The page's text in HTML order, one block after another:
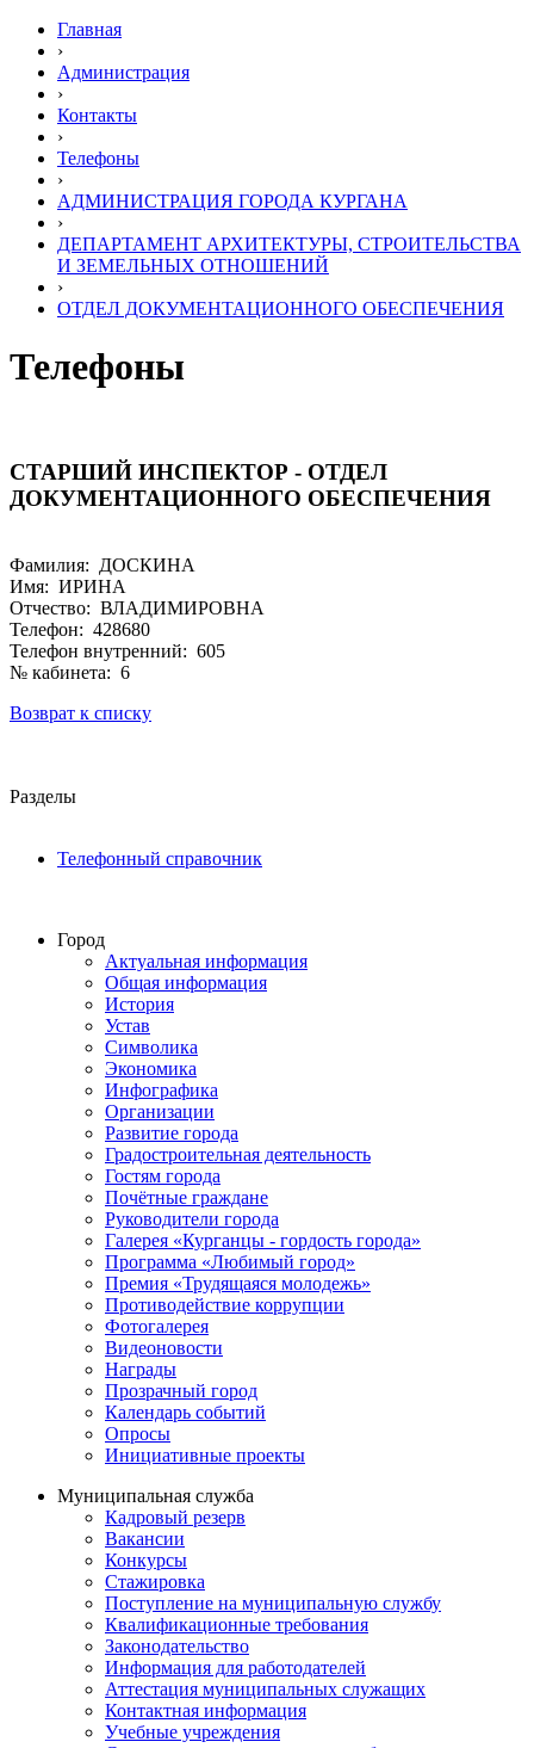
Главная
›
Администрация
›
Контакты
›
Телефоны
›
АДМИНИСТРАЦИЯ ГОРОДА КУРГАНА
›
ДЕПАРТАМЕНТ АРХИТЕКТУРЫ, СТРОИТЕЛЬСТВА
И ЗЕМЕЛЬНЫХ ОТНОШЕНИЙ
›
ОТДЕЛ ДОКУМЕНТАЦИОННОГО ОБЕСПЕЧЕНИЯ
Телефоны
СТАРШИЙ ИНСПЕКТОР - ОТДЕЛ
ДОКУМЕНТАЦИОННОГО ОБЕСПЕЧЕНИЯ
Фамилия: ДОСКИНА
Имя: ИРИНА
Отчество: ВЛАДИМИРОВНА
Телефон: 428680
Телефон внутренний: 605
№ кабинета: 6
Возврат к списку
Разделы
Телефонный справочник
Город
Актуальная информация
Общая информация
История
Устав
Символика
Экономика
Инфографика
Организации
Развитие города
Градостроительная деятельность
Гостям города
Почётные граждане
Руководители города
Галерея «Курганцы - гордость города»
Программа «Любимый город»
Премия «Трудящаяся молодежь»
Противодействие коррупции
Фотогалерея
Видеоновости
Награды
Прозрачный город
Календарь событий
Опросы
Инициативные проекты
Муниципальная служба
Кадровый резерв
Вакансии
Конкурсы
Стажировка
Поступление на муниципальную службу
Квалификационные требования
Законодательство
Информация для работодателей
Аттестация муниципальных служащих
Контактная информация
Учебные учреждения